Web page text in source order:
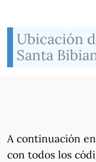
Ubicación
Santa
A continuación
con todos los